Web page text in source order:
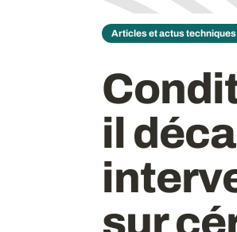
Articles et actus techniques
il
sur